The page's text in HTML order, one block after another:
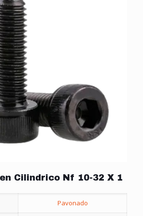
Cilindrico Nf 10-32 X 1
Pavonado